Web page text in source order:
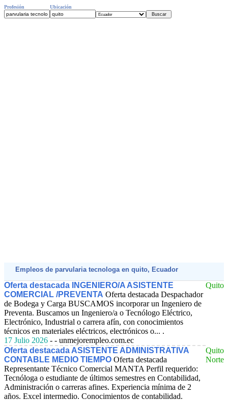
Profesión Ubicación
Empleos de parvularia tecnologa en quito, Ecuador
Oferta destacada INGENIERO/A ASISTENTE
COMERCIAL /PREVENTA Oferta destacada Despachador
de Bodega y Carga BUSCAMOS incorporar un Ingeniero de
Preventa. Buscamos un Ingeniero/a o Tecnólogo Eléctrico,
Electrónico, Industrial o carrera afín, con conocimientos
técnicos en materiales eléctricos, electrónicos o... .
17 Julio 2026 - - unmejorempleo.com.ec
Quito
Oferta destacada ASISTENTE ADMINISTRATIVA
CONTABLE MEDIO TIEMPO Oferta destacada
Representante Técnico Comercial MANTA Perfil requerido:
Tecnóloga o estudiante de últimos semestres en Contabilidad,
Administración o carreras afines. Experiencia mínima de 2
años. Excel intermedio. Conocimientos de contabilidad.
Quito
Norte